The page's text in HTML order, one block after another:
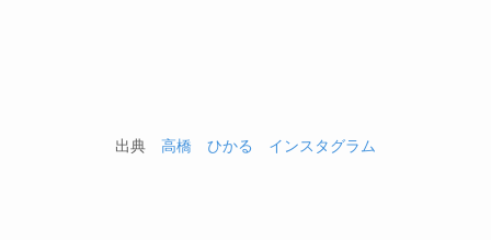
出典 高橋 ひかる インスタグラム